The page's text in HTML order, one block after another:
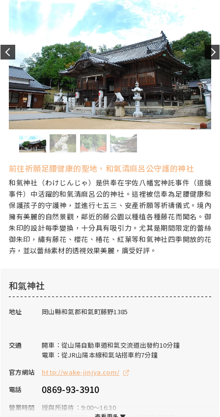
前往祈願足腰健康的聖地，和氣清麻呂公守護的神社
和氣神社（わけじんじゃ）是供奉在宇佐八幡宮神託事件（道鏡
事件）中活躍的和氣清麻呂公的神社。這裡被信奉為足腰健康和
保護孩子的守護神，並進行七五三、安產祈願等祈禱儀式。境內
擁有美麗的自然景觀，鄰近的藤公園以種植各種藤花而聞名。御
朱印的設計每季變換，十分具有吸引力。尤其是期間限定的蕾絲
御朱印，繡有藤花、櫻花、椿花、紅葉等和氣神社四季開放的花
卉，並以蕾絲素材的透視效果美麗，廣受好評。
和氣神社
地址 岡山縣和氣郡和氣町藤野1385
交通
開車：從山陽自動車道和氣交流道出發約10分鐘
電車：從JR山陽本線和氣站搭車約7分鐘
官方網站
http://wake-jinjya.com/
電話
0869-93-3910
營業時間
授與所接待：9:00～16:30